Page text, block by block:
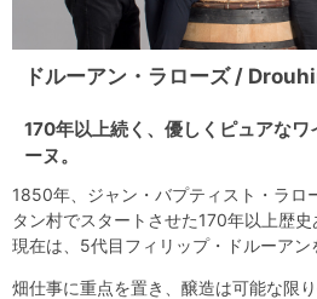
ドルーアン・ラローズ /
170年以上続く、優しくピュアなワ
ーヌ。
1850年、ジャン・バプティスト・ラロ
タン村でスタートさせた170年以上歴史
現在は、5代目フィリップ・ドルーアン
畑仕事に重点を置き、醸造は可能な限